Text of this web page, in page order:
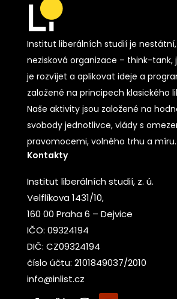
Institut liberálních studií je nestátní,
nezisková organizace – think-tank,
je rozvíjet a aplikovat ideje a
založené na principech klasického
Naše aktivity jsou založené na
svobody jednotlivce, vlády s
pravomocemi, volného trhu a míru.
Kontakty
Institut liberálních studií, z. ú.
Velflíkova 1431/10,
160 00 Praha 6 – Dejvice
IČO: 09324194
DIČ: CZ09324194
číslo účtu: 2101849037/2010
info@inlist.cz